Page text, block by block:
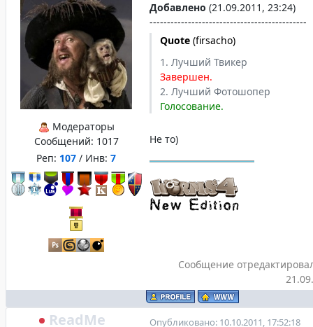
Модераторы
Сообщений: 1017
Реп: 107 / Инв: 7
Добавлено (21.09.2011, 23:24)
---------------------------------------------
Quote (firsacho)
1. Лучший Твикер
Завершен.
2. Лучший Фотошопер
Голосование.
Не то)
Сообщение
ReadMe Опубликовано: 10.10.2011, 17:52:18